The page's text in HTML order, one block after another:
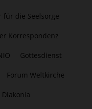
für die Seelsorge
Korrespondenz
Gottesdienst
Forum Weltkirche
Diakonia